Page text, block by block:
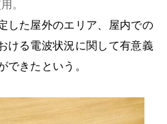
。
した屋外のエリア、屋内での
ける電波状況に関して有意義
できたという。